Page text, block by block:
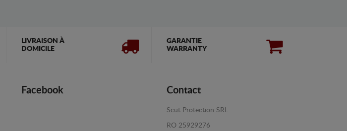
LIVRAISON À
DOMICILE
GARANTIE
WARRANTY
Facebook Contact
Scut Protection SRL
RO 25929276